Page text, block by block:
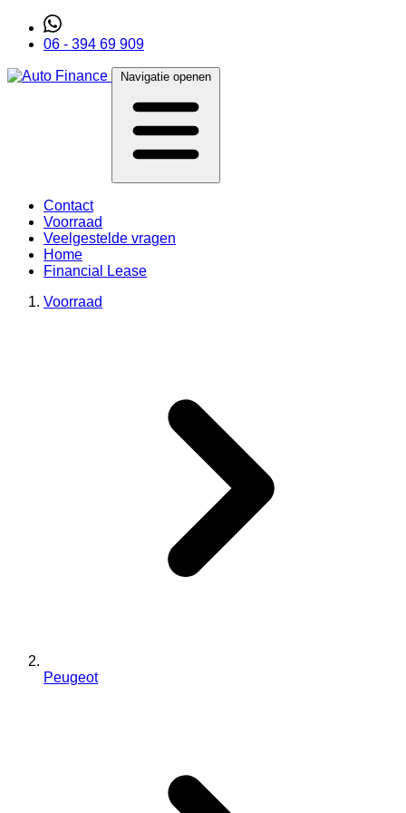
06 - 394 69 909
Navigatie openen
Contact
Voorraad
Veelgestelde vragen
Home
Financial Lease
Voorraad
Peugeot